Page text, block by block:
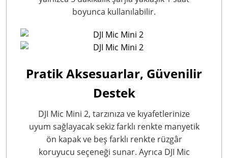
boyunca kullanılabilir.
Pratik Aksesuarlar, Güvenilir
Destek
DJI Mic Mini 2, tarzınıza ve kıyafetlerinize
uyum sağlayacak sekiz farklı renkte manyetik
ön kapakve beş farklı renkte rüzgâr
koruyucu seçeneği sunar. Ayrıca DJI Mic